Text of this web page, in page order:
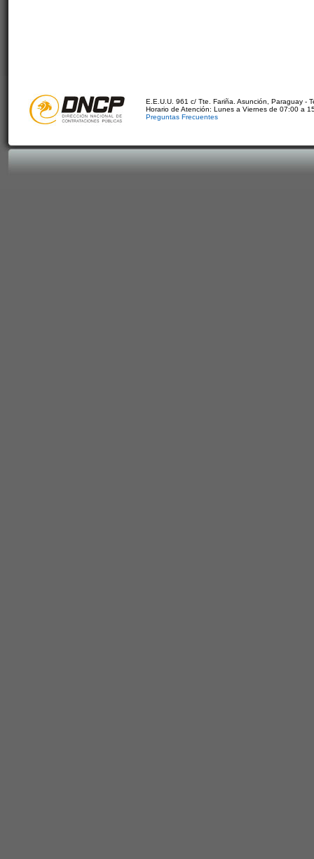
E.E.U.U. 961 c/ Tte. Fariña. Asunción, Paraguay -
Horario de Atención: Lunes a Viernes de 07:00 a
Preguntas Frecuentes